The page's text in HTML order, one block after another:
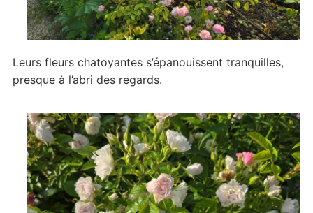
Leurs fleurs chatoyantes s’épanouissent tranquilles,
presque à l’abri des regards.